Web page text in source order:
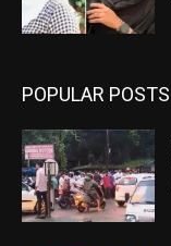
POPULAR POSTS